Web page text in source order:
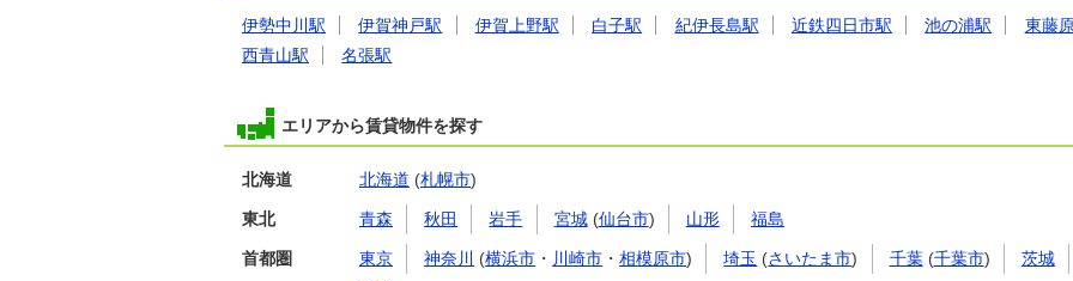
伊勢中川駅 伊賀神戸駅 伊賀上野駅 白子駅 紀伊長島駅 近鉄四日市駅 池の浦駅
東藤
西青山駅
名張駅
エリアから賃貸物件を探す
北海道 北海道 (札幌市)
東北 青森 秋田 岩手 宮城(仙台市) 山形 福島
首都圏 東京 神奈川 (横浜市 ・ 川崎市 ・相模原市) 埼玉 (さいたま市) 千葉(千葉市) 茨城